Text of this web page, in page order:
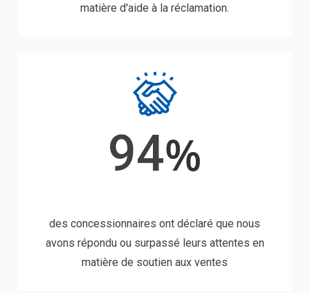
matière d'aide à la réclamation.
94%
des concessionnaires ont déclaré que nous
avons répondu ou surpassé leurs attentes en
matière de soutien aux ventes